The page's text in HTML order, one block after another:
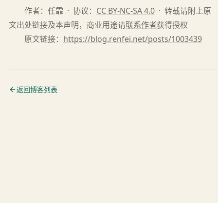
作者：任霏 · 协议： CC BY-NC-SA 4.0· 转载请附上原
文出处链接及本声明，商业用途请联系作者获得授权
原文链接： https://blog.renfei.net/posts/1003439
返回博客列表